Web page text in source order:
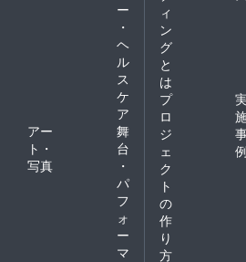
ー
・
ヘ
ル
ス
ケ
ア
アー
ト・
写真
舞
台
・
パ
フ
ォ
ー
マ
ィ
ン
グ
と
は
プ
ロ
ジ
ェ
ク
ト
の
作
り
方
例